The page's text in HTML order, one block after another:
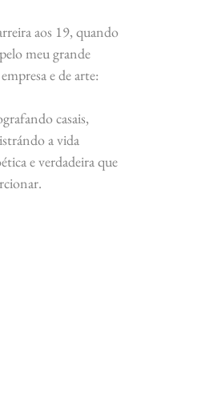
aos 19, quando
meu grande
e de arte:
casais,
a vida
e verdadeira que